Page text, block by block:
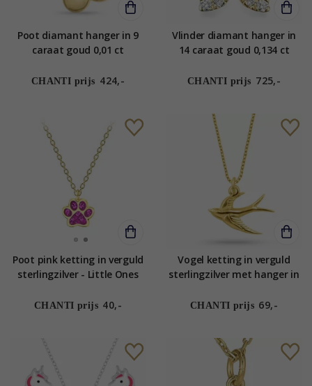
Poot diamant hanger in 9
caraat goud 0,01 ct
CHANTI prijs 424,-
Vlinder diamant hanger in
14 caraat goud 0,134 ct
CHANTI prijs 725,-
Poot pink ketting in verguld
sterlingzilver - Little Ones
CHANTI prijs 40,-
Vogel ketting in verguld
sterlingzilver met hanger in
CHANTI prijs 69,-